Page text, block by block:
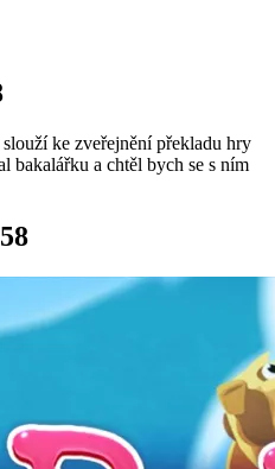
ke zveřejnění překladu hry
bakalářku a chtěl bych se s ním